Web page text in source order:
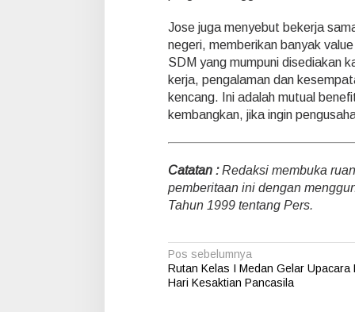
Jose juga menyebut bekerja
negeri, memberikan banyak
SDM yang mumpuni disediakan
kerja, pengalaman dan
kencang. Ini adalah mutual
kembangkan, jika ingin
Catatan :Redaksi membuka
pemberitaan ini dengan
Tahun 1999 tentang Pers.
N
a
Pos sebelumnya
Rutan Kelas I Medan Gelar Upacara
Hari Kesaktian Pancasila